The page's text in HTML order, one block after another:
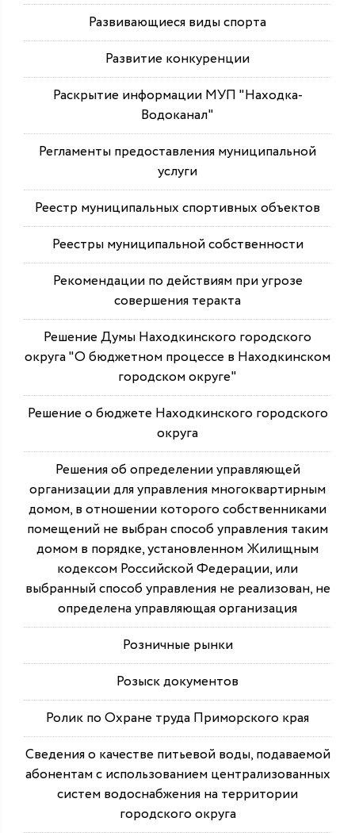
Развивающиеся виды спорта
Развитие конкуренции
Раскрытие информации МУП "Находка-
Водоканал"
Регламенты предоставления муниципальной
услуги
Реестр муниципальных спортивных объектов
Реестры муниципальной собственности
Рекомендации по действиям при угрозе
совершения теракта
Решение Думы Находкинского городского
округа "О бюджетном процессе в Находкинском
городском округе"
Решение о бюджете Находкинского городского
округа
Решения об определении управляющей
организации для управления многоквартирным
домом, в отношении которого собственниками
помещений не выбран способ управления таким
домом в порядке, установленном Жилищным
кодексом Российской Федерации, или
выбранный способ управления не реализован, не
определена управляющая организация
Розничные рынки
Розыск документов
Ролик по Охране труда Приморского края
Сведения о качестве питьевой воды, подаваемой
абонентам с использованием централизованных
систем водоснабжения на территории
городского округа